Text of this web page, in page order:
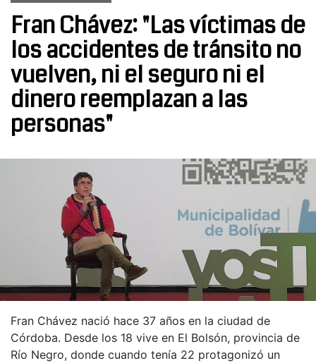
Fran Chávez: "Las víctimas de
los accidentes de tránsito no
vuelven, ni el seguro ni el
dinero reemplazan a las
personas"
Fran Chávez nació hace 37 años en la ciudad de
Córdoba. Desde los 18 vive en El Bolsón, provincia de
Río Negro, donde cuando tenía 22 protagonizó un